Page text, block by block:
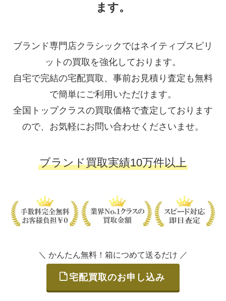
ます。
ブランド専門店クラシックではネイティブスピリ
ットの買取を強化しております。
自宅で完結の宅配買取、事前お見積り査定も無料
で簡単にご利用いただけます。
全国トップクラスの買取価格で査定しております
ので、お気軽にお問い合わせくださいませ。
ブランド買取実績10万件以上
＼ かんたん無料！箱につめて送るだけ ／
宅配買取のお申し込み